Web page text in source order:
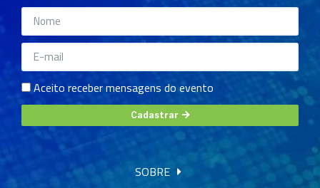
Aceito receber mensagens do evento
Cadastrar
SOBRE